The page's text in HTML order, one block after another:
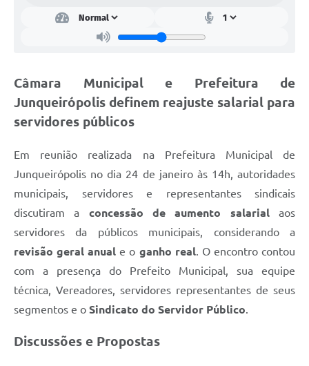
Plano Estratégico
SIC / e-SIC
FAQ (Perguntas Frequentes)
Pesquisa de satisfação
Obras
Carta de Serviços
Arquivos para Download
Plano de Contratação Anual
Contato
Galeria de Presidentes
Câmara Municipal e Prefeitura de
Junqueirópolis definem reajuste salarial para
servidores públicos
Em reunião realizada na Prefeitura Municipal de
Junqueirópolis no dia 24 de janeiro às 14h, autoridades
municipais, servidores e representantes sindicais
discutiram a concessão de aumento salarialaos
servidores da públicos municipais, considerando a
revisão geral anual e o ganho real. O encontro contou
com a presença do Prefeito Municipal, sua equipe
técnica, Vereadores, servidores representantes de seus
segmentos e o Sindicato do Servidor Público.
Discussões e Propostas